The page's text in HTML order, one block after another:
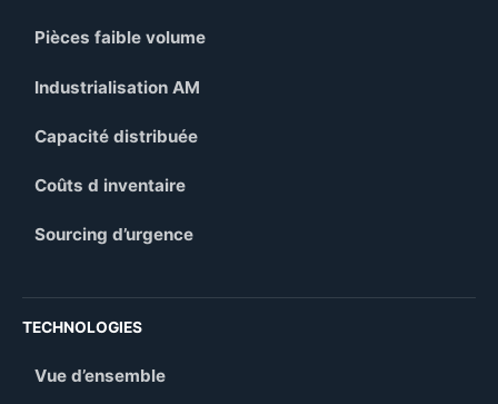
Pièces faible volume
Industrialisation AM
Capacité distribuée
Coûts d inventaire
Sourcing d’urgence
TECHNOLOGIES
Vue d’ensemble